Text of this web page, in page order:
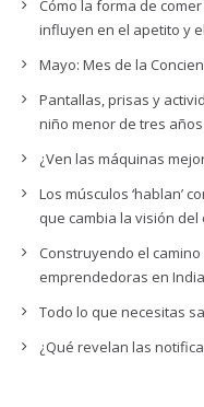
Cómo la forma de
influyen en el apetito y
Mayo: Mes de la
Pantallas, prisas y
niño menor de tres años
¿Ven las máquinas
Los músculos ‘hablan’
que cambia la visión del
Construyendo el
emprendedoras en India
Todo lo que necesitas
¿Qué revelan las